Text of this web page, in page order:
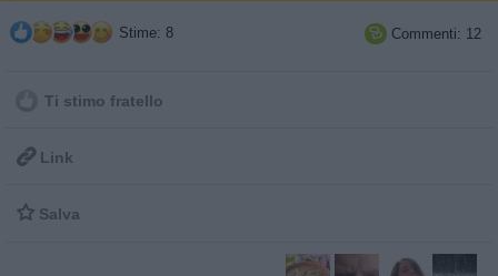
Stime: 8  Commenti: 12
Ti stimo fratello
 Link
 Salva